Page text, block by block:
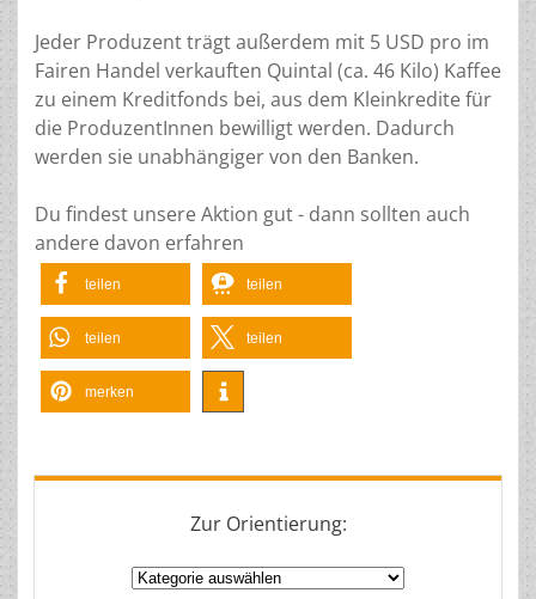
Jeder Produzent trägt außerdem mit 5 USD pro im
Fairen Handel verkauften Quintal (ca. 46 Kilo) Kaffee
zu einem Kreditfonds bei, aus dem Kleinkredite für
die ProduzentInnen bewilligt werden. Dadurch
werden sie unabhängiger von den Banken.
Du findest unsere Aktion gut - dann sollten auch
andere davon erfahren
teilen teilen
teilen teilen
merken
Zur Orientierung:
Zur